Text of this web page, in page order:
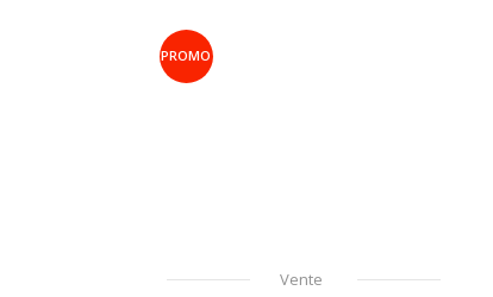
PROMO
Vente